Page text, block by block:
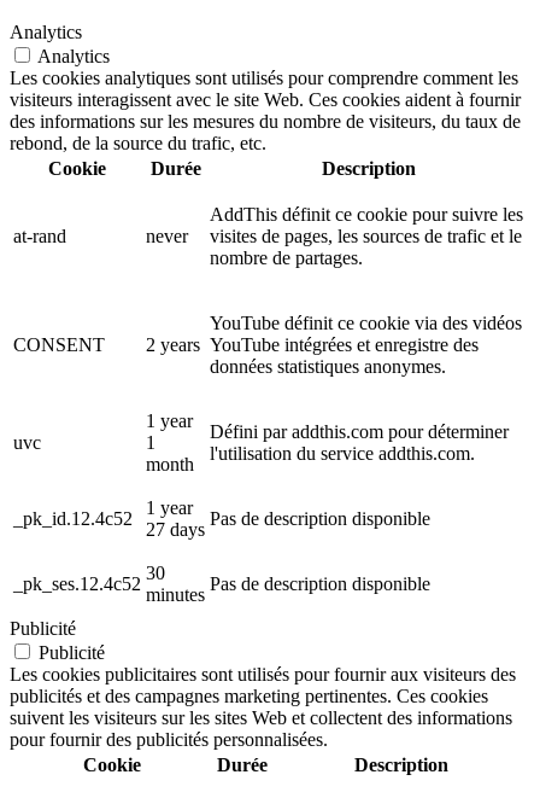
Analytics
Analytics
Les cookies analytiques sont utilisés pour comprendre comment les
visiteurs interagissent avec le site Web. Ces cookies aident à fournir
des informations sur les mesures du nombre de visiteurs, du taux de
rebond, de la source du trafic, etc.
Cookie
Durée Description
at-rand never
AddThis définit ce cookie pour suivre les
visites de pages, les sources de trafic et le
nombre de partages.
CONSENT 2 years
YouTube définit ce cookie via des vidéos
YouTube intégrées et enregistre des
données statistiques anonymes.
uvc
1 year
1
month
Défini par addthis.com pour déterminer
l'utilisation du service addthis.com.
_pk_id.12.4c52
1 year
27 days
Pas de description disponible
_pk_ses.12.4c52
30
minutes
Pas de description disponible
Publicité
Publicité
Les cookies publicitaires sont utilisés pour fournir aux visiteurs des
publicités et des campagnes marketing pertinentes. Ces cookies
suivent les visiteurs sur les sites Web et collectent des informations
pour fournir des publicités personnalisées.
Cookie
Durée Description